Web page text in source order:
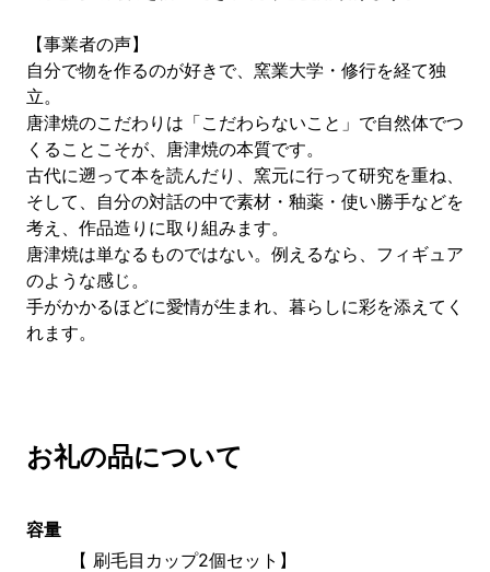
【事業者の声】
自分で物を作るのが好きで、窯業大学・修行を経て独
立。
唐津焼のこだわりは「こだわらないこと」で自然体でつ
くることこそが、唐津焼の本質です。
古代に遡って本を読んだり、窯元に行って研究を重ね、
そして、自分の対話の中で素材・釉薬・使い勝手などを
考え、作品造りに取り組みます。
唐津焼は単なるものではない。例えるなら、フィギュア
のような感じ。
手がかかるほどに愛情が生まれ、暮らしに彩を添えてく
れます。
お礼の品について
容量
【 刷毛目カップ2個セット】